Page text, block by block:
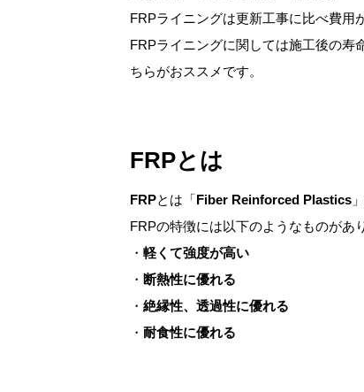
FRPライニングは更新工事に比べ費用
FRPライニングに関しては施工後の寿
ちらがおススメです。
FRPとは
FRPとは「Fiber Reinforced Plastics
FRPの特徴には以下のようなものがあ
・ 軽くて強度が高い
・ 断熱性に優れる
・ 絶縁性、透過性に優れる
・ 耐食性に優れる